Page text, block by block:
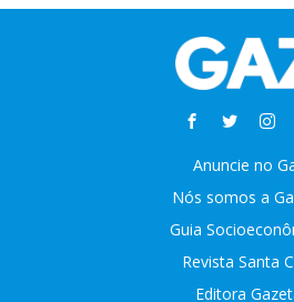
Anuncie no
Nós somos a
Guia
Revista Santa
Editora